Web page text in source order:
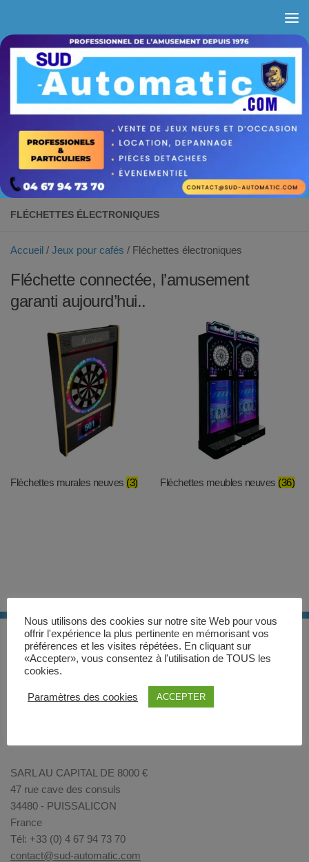
FLÉCHETTES ÉLECTRONIQUES
Accueil / Jeux pour cafés / Fléchettes électroniques
Fléchette connectée, l’amusement
garanti aujourd’hui..
Fléchettes murales neuves (3) Fléchettes meubles neuves (36)
SARL AU CAPITAL DE 8000 €
47 rue cave des consuls
34480 - PUISSALICON
France
Tél: +33 (0) 4 67 94 73 70
contact@sud-automatic.com
Nous utilisons des cookies sur notre site Web pour vous
offrir l'expérience la plus pertinente en mémorisant vos
préférences et les visites répétées. En cliquant sur
«Accepter», vous consentez à l'utilisation de TOUS les
cookies.
Paramètres des cookies ACCEPTER